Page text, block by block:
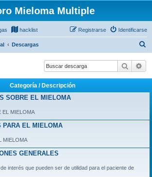
Mieloma Multiple
hacklist Identificarse
Registrarse
Descargas
c
Buscar
Categoría / Descripción
SOBRE EL MIELOMA
EL MIELOMA
PARA EL MIELOMA
MIELOMA
GENERALES
interés que pueden ser de utilidad para el paciente de